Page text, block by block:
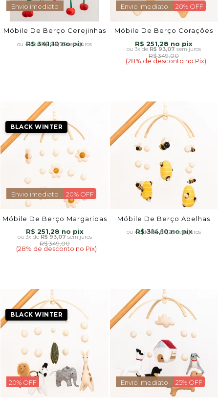
Envio imediato
Móbile De Berço Cerejinhas
R$ 341,10
4xdeR$ 94,75sem juros
Envio imediato 20% OFF
Móbile De Berço Corações
R$ 251,28
3x de R$ 93,07 sem juros
R$ 349,00
(28% de desconto no Pix)
Envio imediato 20% OFF
BLACK WINTER
Móbile De Berço Margaridas
R$ 251,28
3xde R$ 93,07 sem juros
R$ 349,00
(28% de desconto no Pix)
Móbile De Berço Abelhas
R$ 314,10
4xdeR$ 87,25sem juros
20% OFF
BLACK WINTER
Envio imediato 25% OFF